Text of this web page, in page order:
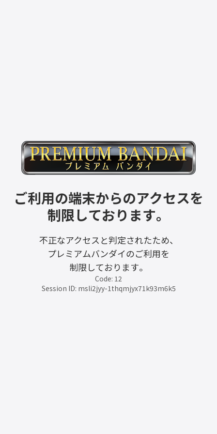
ご利用の端末からのアクセスを
制限しております。
不正なアクセスと判定されたため、
プレミアムバンダイのご利用を
制限しております。
Code: 12
Session ID: msli2jyy-1thqmjyx71k93m6k5